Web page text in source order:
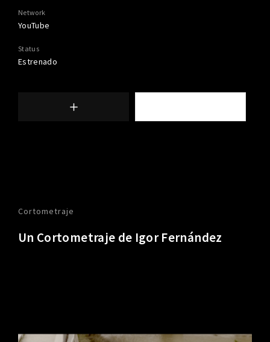
Network
YouTube
Status
Estrenado
Cortometraje
Un Cortometraje de Igor Fernández